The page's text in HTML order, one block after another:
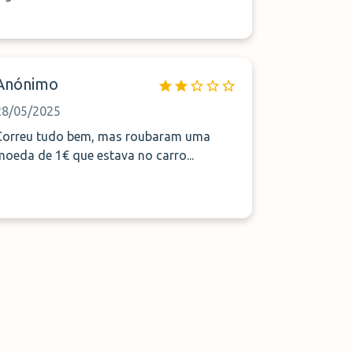
05/2025
tudo bem, mas roubaram uma
de 1€ que estava no carro...